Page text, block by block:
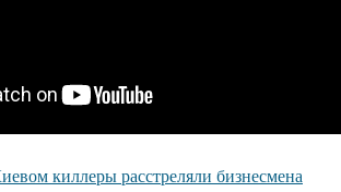
киллеры расстреляли бизнесмена